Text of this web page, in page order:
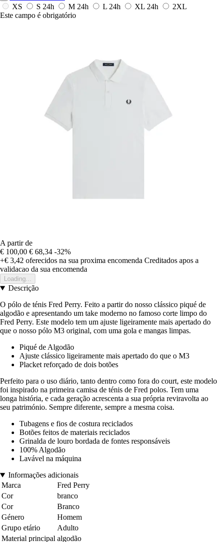
XS
S 24h M 24h L 24h XL 24h
2XL
Este campo é obrigatório
A partir de
€ 100,00 € 68,34 -32%
+€ 3,42 oferecidos na sua proxima encomenda Creditados apos a
validacao da sua encomenda
Loading...
Descrição
O pólo de ténis Fred Perry. Feito a partir do nosso clássico piqué de
algodão e apresentando um take moderno no famoso corte limpo do
Fred Perry. Este modelo tem um ajuste ligeiramente mais apertado do
que o nosso pólo M3 original, com uma gola e mangas limpas.
Piqué de Algodão
Ajuste clássico ligeiramente mais apertado do que o M3
Placket reforçado de dois botões
Perfeito para o uso diário, tanto dentro como fora do court, este modelo
foi inspirado na primeira camisa de ténis de Fred polos. Tem uma
longa história, e cada geração acrescenta a sua própria reviravolta ao
seu património. Sempre diferente, sempre a mesma coisa.
Tubagens e fios de costura reciclados
Botões feitos de materiais reciclados
Grinalda de louro bordada de fontes responsáveis
100% Algodão
Lavável na máquina
Informações adicionais
Marca
Fred Perry
Cor
branco
Cor
Branco
Género
Homem
Grupo etário
Adulto
Material principal algodão